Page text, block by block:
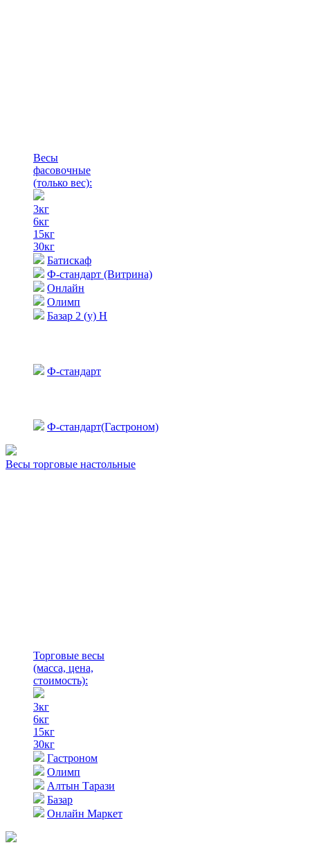
Весы
фасовочные
(только вес):
3кг
6кг
15кг
30кг
Батискаф
Ф-стандарт (Витрина)
Онлайн
Олимп
Базар 2 (у) Н
Ф-стандарт
Ф-стандарт(Гастроном)
Весы торговые настольные
Торговые весы
(масса, цена,
стоимость):
3кг
6кг
15кг
30кг
Гастроном
Олимп
Алтын Тарази
Базар
Онлайн Маркет